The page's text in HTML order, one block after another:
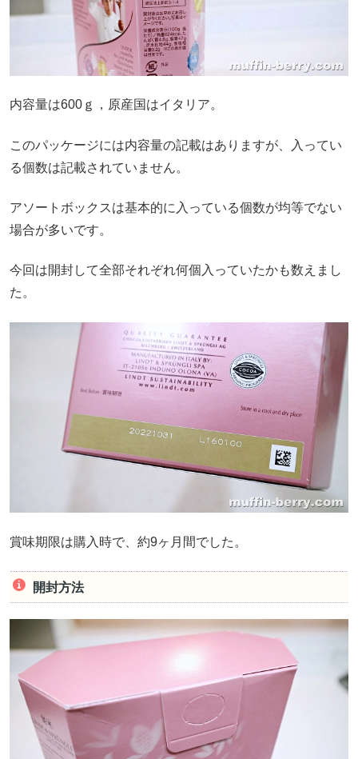
内容量は600ｇ，原産国はイタリア。
このパッケージには内容量の記載はありますが、入ってい
る個数は記載されていません。
アソートボックスは基本的に入っている個数が均等でない
場合が多いです。
今回は開封して全部それぞれ何個入っていたかも数えまし
た。
賞味期限は購入時で、約9ヶ月間でした。
開封方法